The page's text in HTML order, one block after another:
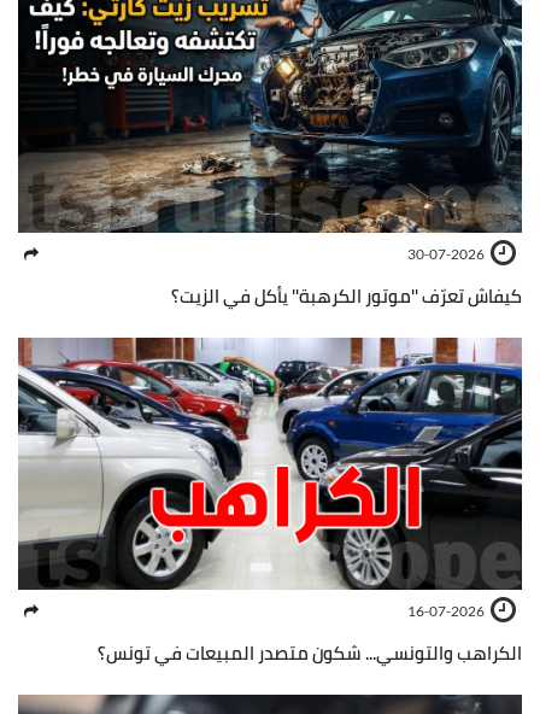
30-07-2026
كيفاش تعرّف ''موتور الكرهبة'' يأكل في الزيت؟
16-07-2026
الكراهب والتونسي... شكون متصدر المبيعات في تونس؟